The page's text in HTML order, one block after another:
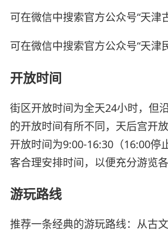
可在微信中搜索官方公众号“天津
可在微信中搜索官方公众号“天津
开放时间
街区开放时间为全天24小时，但
的开放时间有所不同，天后宫开
开放时间为9:00-16:30（16:00停
客合理安排时间，以便充分游览各
游玩路线
推荐一条经典的游玩路线：从古